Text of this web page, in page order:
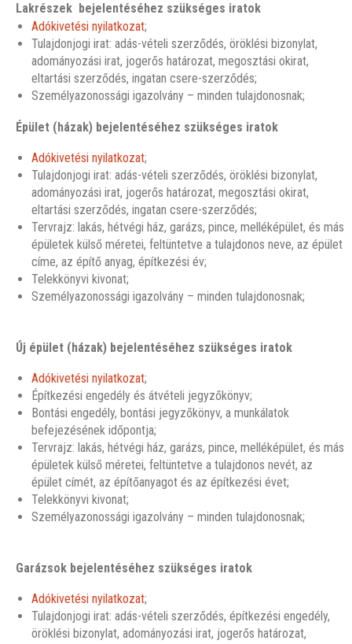
Lakrészek bejelentéséhez szükséges iratok
Adókivetési nyilatkozat;
Tulajdonjogi irat: adás-vételi szerződés, öröklési bizonylat,
adományozási irat, jogerős határozat, megosztási okirat,
eltartási szerződés, ingatan csere-szerződés;
Személyazonossági igazolvány – minden tulajdonosnak;
Épület (házak) bejelentéséhez szükséges iratok
Adókivetési nyilatkozat;
Tulajdonjogi irat: adás-vételi szerződés, öröklési bizonylat,
adományozási irat, jogerős határozat, megosztási okirat,
eltartási szerződés, ingatan csere-szerződés;
Tervrajz: lakás, hétvégi ház, garázs, pince, melléképület, és más
épületek külső méretei, feltüntetve a tulajdonos neve, az épület
címe, az építő anyag, építkezési év;
Telekkönyvi kivonat;
Személyazonossági igazolvány – minden tulajdonosnak;
Új épület (házak) bejelentéséhez szükséges iratok
Adókivetési nyilatkozat;
Építkezési engedély és átvételi jegyzőkönyv;
Bontási engedély, bontási jegyzőkönyv, a munkálatok
befejezésének időpontja;
Tervrajz: lakás, hétvégi ház, garázs, pince, melléképület, és más
épületek külső méretei, feltüntetve a tulajdonos nevét, az
épület címét, az építőanyagot és az építkezési évet;
Telekkönyvi kivonat;
Személyazonossági igazolvány – minden tulajdonosnak;
Garázsok bejelentéséhez szükséges iratok
Adókivetési nyilatkozat;
Tulajdonjogi irat: adás-vételi szerződés, építkezési engedély,
öröklési bizonylat, adományozási irat, jogerős határozat,